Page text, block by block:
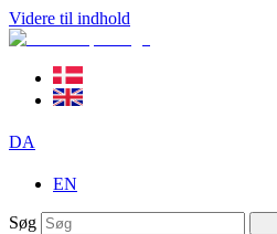
Videre til indhold
DA
EN
Søg